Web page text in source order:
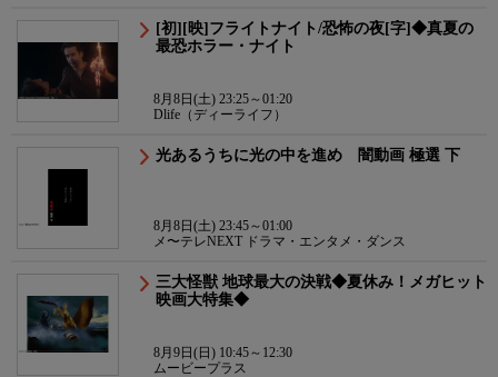
[初][映]フライトナイト/恐怖の夜[字]◆真夏の
最恐ホラー・ナイト
8月8日(土) 23:25～01:20
Dlife（ディーライフ）
光あるうちに光の中を進め 闇動画 極選 下
8月8日(土) 23:45～01:00
メ〜テレNEXT ドラマ・エンタメ・ダンス
三大怪獣 地球最大の決戦◆夏休み！メガヒット
映画大特集◆
8月9日(日) 10:45～12:30
ムービープラス